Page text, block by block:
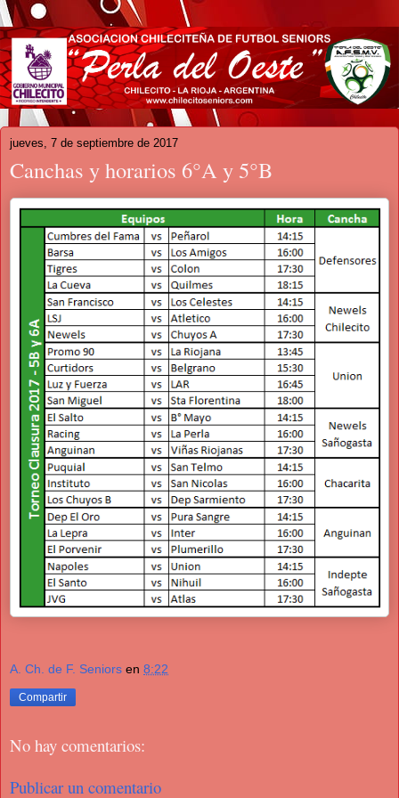
jueves, 7 de septiembre de 2017
Canchas y horarios 6°A y 5°B
A. Ch. de F. Seniors en 8:22
Compartir
No hay comentarios:
Publicar un comentario